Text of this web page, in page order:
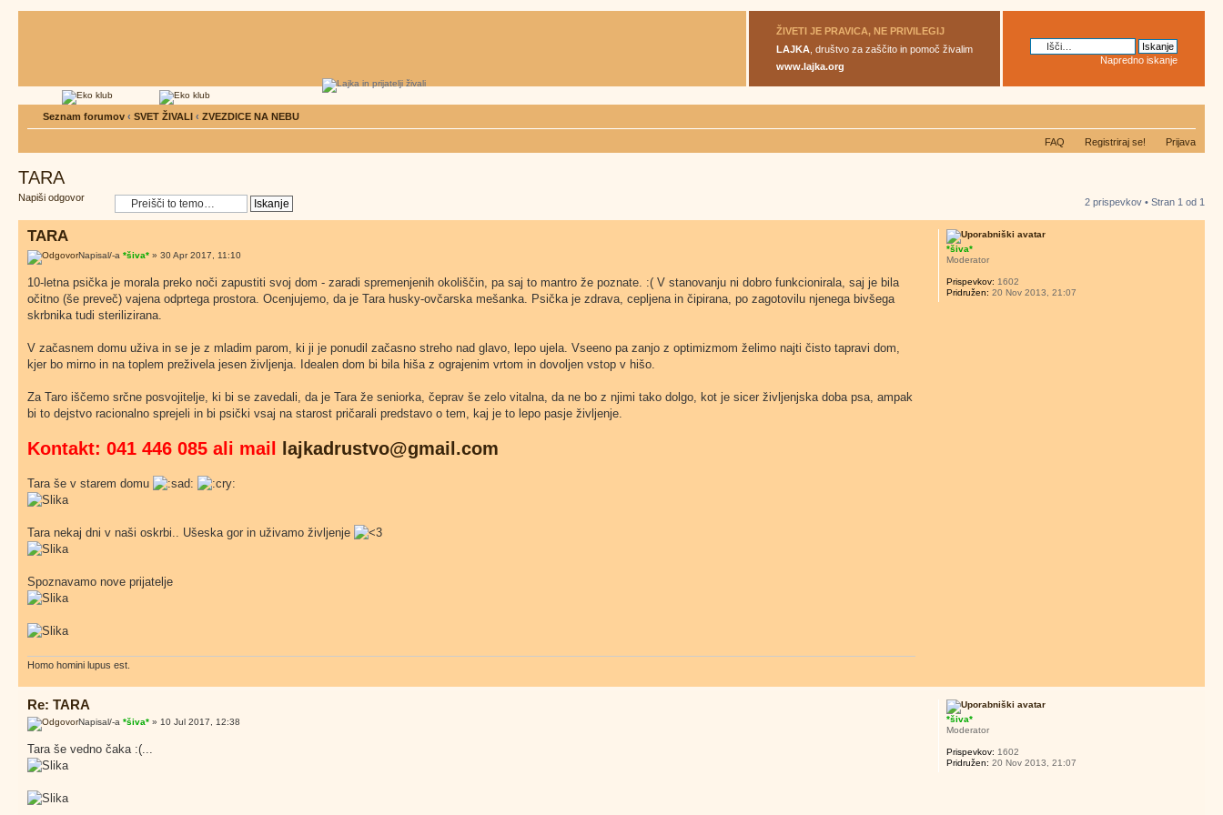
Napredno iskanje
ŽIVETI JE PRAVICA, NE PRIVILEGIJ
LAJKA , društvo za zaščito in pomoč živalim
www.lajka.org
Seznam forumov ‹ SVET ŽIVALI ‹ ZVEZDICE NA NEBU
FAQ Registriraj se! Prijava
TARA
Napiši odgovor 2 prispevkov • Stran 1 od 1
TARA
Napisal/-a *šiva* » 30 Apr 2017, 11:10
10-letna psička je morala preko noči zapustiti svoj dom - zaradi spremenjenih okoliščin, pa saj to mantro že poznate. :( V stanovanju ni dobro funkcionirala, saj je bila
očitno (še preveč) vajena odprtega prostora. Ocenjujemo, da je Tara husky-ovčarska mešanka. Psička je zdrava, cepljena in čipirana, po zagotovilu njenega bivšega
skrbnika tudi sterilizirana.
V začasnem domu uživa in se je z mladim parom, ki ji je ponudil začasno streho nad glavo, lepo ujela. Vseeno pa zanjo z optimizmom želimo najti čisto tapravi dom,
kjer bo mirno in na toplem preživela jesen življenja. Idealen dom bi bila hiša z ograjenim vrtom in dovoljen vstop v hišo.
Za Taro iščemo srčne posvojitelje, ki bi se zavedali, da je Tara že seniorka, čeprav še zelo vitalna, da ne bo z njimi tako dolgo, kot je sicer življenjska doba psa, ampak
bi to dejstvo racionalno sprejeli in bi psički vsaj na starost pričarali predstavo o tem, kaj je to lepo pasje življenje.
Kontakt: 041 446 085 ali mail lajkadrustvo@gmail.com
Tara še v starem domu
Tara nekaj dni v naši oskrbi.. Ušeska gor in uživamo življenje
Spoznavamo nove prijatelje
Homo homini lupus est.
*šiva*
Moderator
Prispevkov: 1602
Pridružen: 20 Nov 2013, 21:07
Re: TARA
Napisal/-a *šiva* » 10 Jul 2017, 12:38
Tara še vedno čaka :(...
*šiva*
Moderator
Prispevkov: 1602
Pridružen: 20 Nov 2013, 21:07